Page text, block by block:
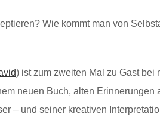
Wie kommt man von
) ist zum zweiten Mal zu Gast bei
neuen Buch, alten Erinnerungen
– und seiner kreativen